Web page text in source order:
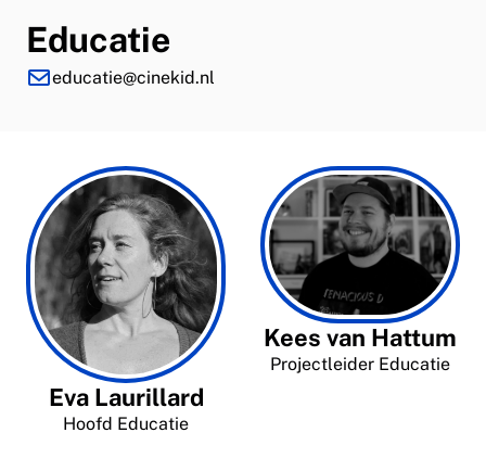
Educatie
educatie@cinekid.nl
Eva Laurillard
Hoofd Educatie
Kees van Hattum
Projectleider Educatie